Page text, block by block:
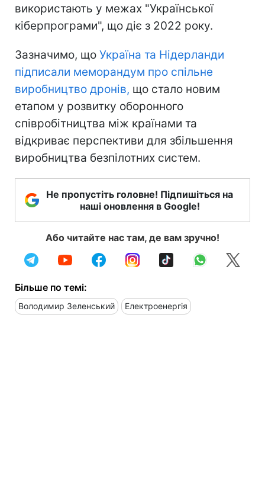
використають у межах "Української
кіберпрограми", що діє з 2022 року.
Зазначимо, що Україна та Нідерланди
підписали меморандум про спільне
виробництво дронів, що стало новим
етапом у розвитку оборонного
співробітництва між країнами та
відкриває перспективи для збільшення
виробництва безпілотних систем.
Не пропустіть головне! Підпишіться на
наші оновлення в Google!
Або читайте нас там, де вам зручно!
Більше по темі:
Володимир Зеленський Електроенергія